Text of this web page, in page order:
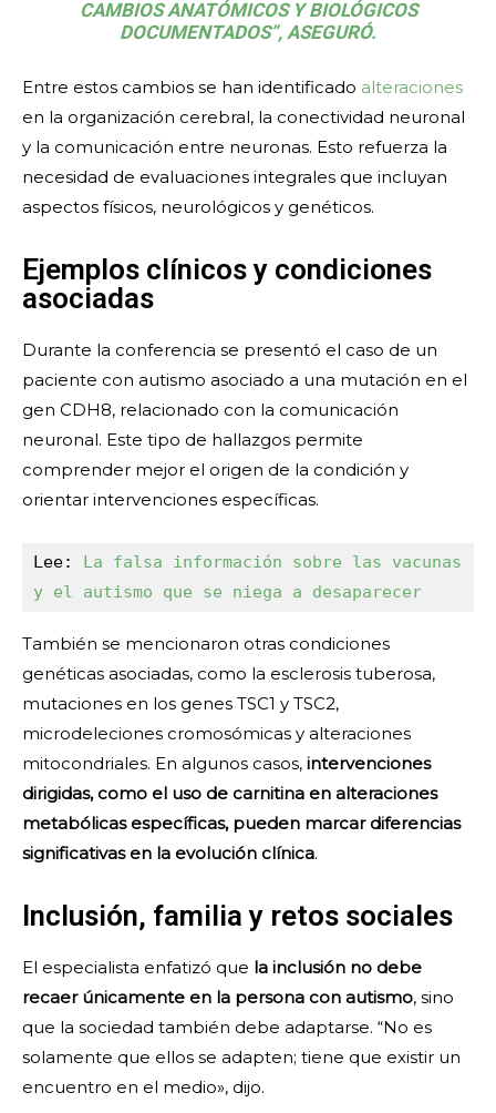
CAMBIOS ANATÓMICOS Y BIOLÓGICOS
DOCUMENTADOS”, ASEGURÓ.
Entre estos cambios se han identificado alteraciones
en la organización cerebral, la conectividad neuronal
y la comunicación entre neuronas. Esto refuerza la
necesidad de evaluaciones integrales que incluyan
aspectos físicos, neurológicos y genéticos.
Ejemplos clínicos y condiciones
asociadas
Durante la conferencia se presentó el caso de un
paciente con autismo asociado a una mutación en el
gen CDH8, relacionado con la comunicación
neuronal. Este tipo de hallazgos permite
comprender mejor el origen de la condición y
orientar intervenciones específicas.
Lee: La falsa información sobre las vacunas
y el autismo que se niega a desaparecer
También se mencionaron otras condiciones
genéticas asociadas, como la esclerosis tuberosa,
mutaciones en los genes TSC1 y TSC2,
microdeleciones cromosómicas y alteraciones
mitocondriales. En algunos casos, intervenciones
dirigidas, como el uso de carnitina en alteraciones
metabólicas específicas, pueden marcar diferencias
significativas en la evolución clínica.
Inclusión, familia y retos sociales
El especialista enfatizó que la inclusión no debe
recaer únicamente en la persona con autismo, sino
que la sociedad también debe adaptarse. “No es
solamente que ellos se adapten; tiene que existir un
encuentro en el medio», dijo.